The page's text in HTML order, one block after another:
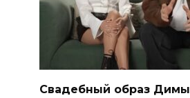
Свадебный образ Димы